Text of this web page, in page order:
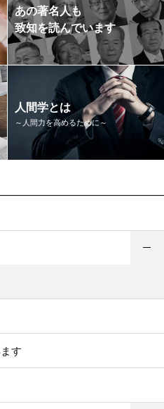
あの著名人も
致知を読んでいます
人間学とは
～人間力を高めるために～
す